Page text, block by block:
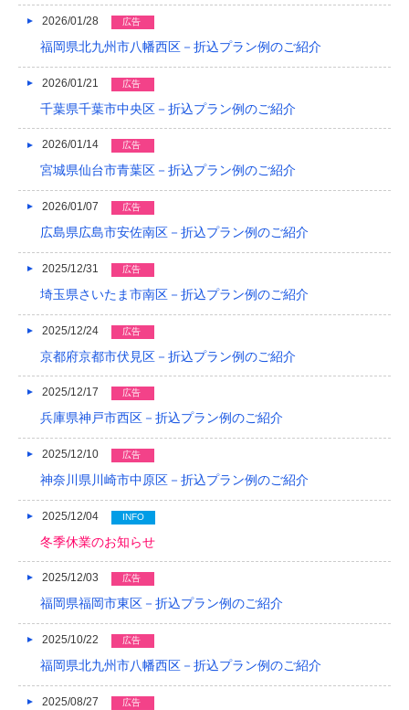
2019/04
2019/01
2018/12
2018/10
2018/09
2018/08
2018/07
2018/04
2018/03
2018/02
2018/01
2017/12
2017/11
2017/09
2026/01/28 広告
福岡県北九州市八幡西区－折込プラン例のご紹介
2026/01/21 広告
千葉県千葉市中央区－折込プラン例のご紹介
2026/01/14 広告
宮城県仙台市青葉区－折込プラン例のご紹介
2026/01/07 広告
広島県広島市安佐南区－折込プラン例のご紹介
2025/12/31 広告
埼玉県さいたま市南区－折込プラン例のご紹介
2025/12/24 広告
京都府京都市伏見区－折込プラン例のご紹介
2025/12/17 広告
兵庫県神戸市西区－折込プラン例のご紹介
2025/12/10 広告
神奈川県川崎市中原区－折込プラン例のご紹介
2025/12/04 INFO
冬季休業のお知らせ
2025/12/03 広告
福岡県福岡市東区－折込プラン例のご紹介
2025/10/22 広告
福岡県北九州市八幡西区－折込プラン例のご紹介
2025/08/27 広告